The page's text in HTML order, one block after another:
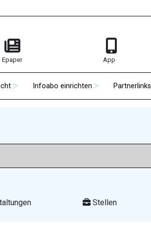
Epaper App
Infoabo einrichten Partnerlinks
Stellen